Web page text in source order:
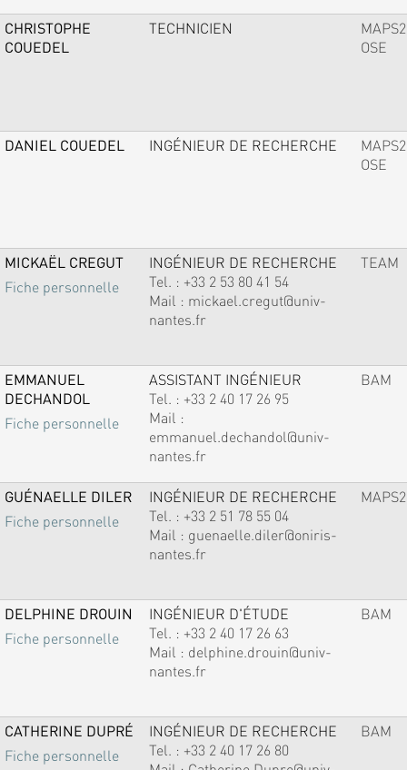
CHRISTOPHE
COUEDEL
TECHNICIEN
MAPS2
OSE
DANIEL COUEDEL INGÉNIEUR DE RECHERCHE
MAPS2
OSE
MICKAËL CREGUT
Fiche personnelle
INGÉNIEUR DE RECHERCHE
Tel. : +33 2 53 80 41 54
Mail : mickael.cregut@univ-
nantes.fr
TEAM
EMMANUEL
DECHANDOL
Fiche personnelle
ASSISTANT INGÉNIEUR
Tel. : +33 2 40 17 26 95
Mail :
emmanuel.dechandol@univ-
nantes.fr
BAM
GUÉNAELLE DILER
Fiche personnelle
INGÉNIEUR DE RECHERCHE
Tel. : +33 2 51 78 55 04
Mail : guenaelle.diler@oniris-
nantes.fr
MAPS2
DELPHINE DROUIN
Fiche personnelle
INGÉNIEUR D'ÉTUDE
Tel. : +33 2 40 17 26 63
Mail : delphine.drouin@univ-
nantes.fr
BAM
CATHERINE DUPRÉ
Fiche personnelle
INGÉNIEUR DE RECHERCHE
Tel. : +33 2 40 17 26 80
BAM